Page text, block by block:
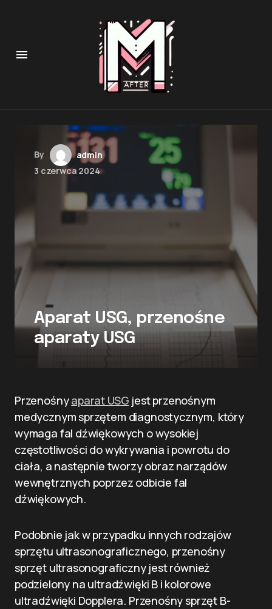
By
admin
3 czerwca 2024
Aparat USG, przenośne
aparaty USG
Przenośnyaparat USG jest przenośnym
medycznym sprzętem diagnostycznym, który
wymaga fal dźwiękowych o wysokiej
częstotliwości do wykrywania i powrotu do
ciała, a następnie tworzy obraz narządów
wewnętrznych poprzez odbicie fal
dźwiękowych.
Podobnie jak w przypadku innych rodzajów
sprzętu ultrasonograficznego, przenośny
sprzęt ultrasonograficzny jest również
podzielony na ultradźwięki B i kolorowe
ultradźwięki Dopplera. Przenośny sprzęt B-